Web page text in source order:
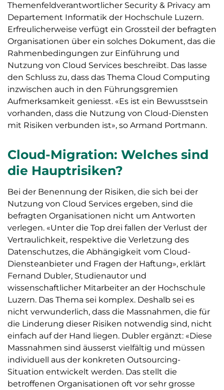
Themenfeldverantwortlicher Security & Privacy am
Departement Informatik der Hochschule Luzern.
Erfreulicherweise verfügt ein Grossteil der befragten
Organisationen über ein solches Dokument, das die
Rahmenbedingungen zur Einführung und
Nutzung von Cloud Services beschreibt. Das lasse
den Schluss zu, dass das Thema Cloud Computing
inzwischen auch in den Führungsgremien
Aufmerksamkeit geniesst. «Es ist ein Bewusstsein
vorhanden, dass die Nutzung von Cloud-Diensten
mit Risiken verbunden ist», so Armand Portmann.
Cloud-Migration: Welches sind
die Hauptrisiken?
Bei der Benennung der Risiken, die sich bei der
Nutzung von Cloud Services ergeben, sind die
befragten Organisationen nicht um Antworten
verlegen. «Unter die Top drei fallen der Verlust der
Vertraulichkeit, respektive die Verletzung des
Datenschutzes, die Abhängigkeit vom Cloud-
Diensteanbieter und Fragen der Haftung», erklärt
Fernand Dubler, Studienautor und
wissenschaftlicher Mitarbeiter an der Hochschule
Luzern. Das Thema sei komplex. Deshalb sei es
nicht verwunderlich, dass die Massnahmen, die für
die Linderung dieser Risiken notwendig sind, nicht
einfach auf der Hand liegen. Dubler ergänzt: «Diese
Massnahmen sind äusserst vielfältig und müssen
individuell aus der konkreten Outsourcing-
Situation entwickelt werden. Das stellt die
betroffenen Organisationen oft vor sehr grosse